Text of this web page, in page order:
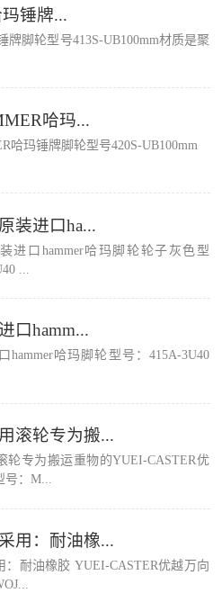
玛锤牌...
牌脚轮型号413S-UB100mm材质是聚
哈玛...
哈玛锤牌脚轮型号420S-UB100mm
装进口ha...
进口hammer哈玛脚轮轮子灰色型
...
口hamm...
hammer哈玛脚轮型号：415A-3U40
滚轮专为搬...
轮专为搬运重物的YUEI-CASTER优
号：M...
用：耐油橡...
：耐油橡胶 YUEI-CASTER优越万向